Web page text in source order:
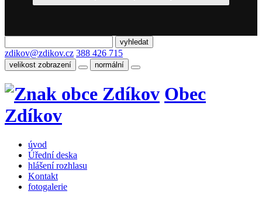
zdikov@zdikov.cz 388 426 715
velikost zobrazení normální
Obec
Zdíkov
úvod
Úřední deska
hlášení rozhlasu
Kontakt
fotogalerie